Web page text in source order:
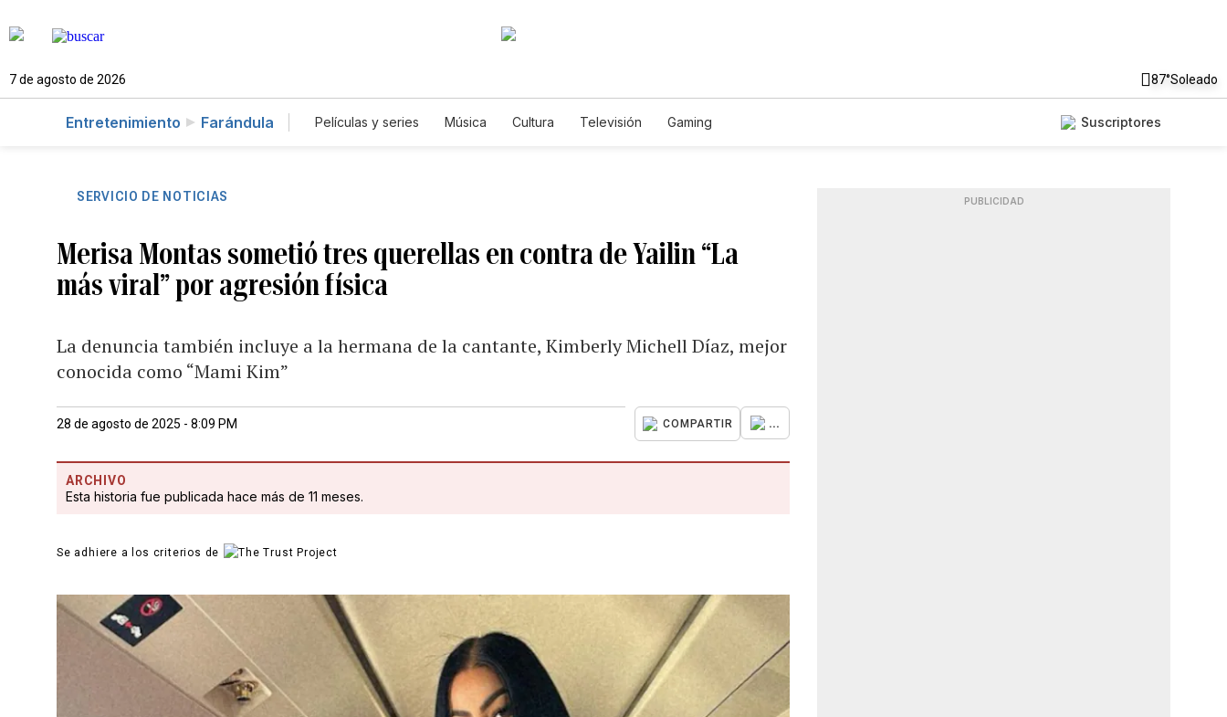
7 de agosto de 2026 87°Soleado
Entretenimiento Farándula Películas y series Música Cultura Televisión Gaming Suscriptores
SERVICIO DE NOTICIAS
Merisa Montas sometió tres querellas en contra de Yailin “La
más viral” por agresión física
La denuncia también incluye a la hermana de la cantante, Kimberly Michell Díaz, mejor
conocida como “Mami Kim”
28 de agosto de 2025 - 8:09 PM COMPARTIR ...
ARCHIVO
Esta historia fue publicada hace más de 11 meses.
Se adhiere a los criterios de
PUBLICIDAD